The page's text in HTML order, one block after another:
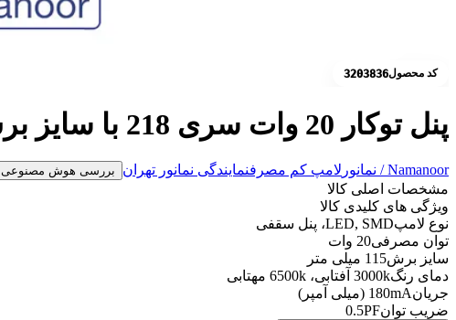
کد محصول3203836
پنل توکار 20 وات سری 218 با سایز برش 115mm نمانور
Namanoor / نمانور لامپ کم مصرفنمایندگی نمانور تهران بررسی هوش مصنوعی
مشخصات اصلی کالا
ویژگی های کلیدی کالا
نوع لامپLED, SMD، پنل سقفی
توان مصرفی20 وات
سایز برش115 میلی متر
دمای رنگ3000k آفتابی، 6500k مهتابی
جریان180mA (میلی آمپر)
ضریب توان0.5PF